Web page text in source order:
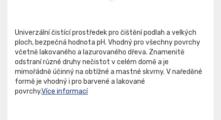
Univerzální čistící prostředek pro čištění podlah a velkých
ploch, bezpečná hodnota pH. Vhodný pro všechny povrchy
včetně lakovaného a lazurovaného dřeva. Znamenitě
odstraní různé druhy nečistot v celém domě a je
mimořádně účinný na obtížné a mastné skvrny. V naředěné
formě je vhodný i pro barvené a lakované
povrchy.Více informací